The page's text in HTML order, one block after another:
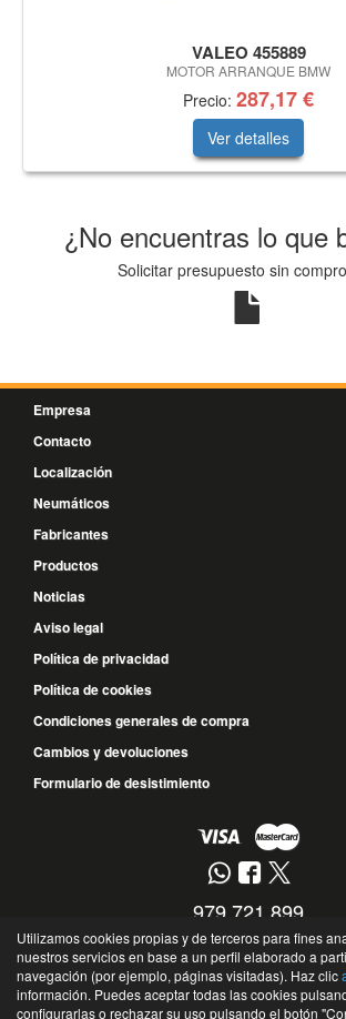
VALEO 455889
MOTOR ARRANQUE BMW
Precio: 287,17 €
Ver detalles
¿No encuentras lo que
Solicitar presupuesto sin
Empresa
Contacto
Localización
Neumáticos
Fabricantes
Productos
Noticias
Aviso legal
Política de privacidad
Política de cookies
Condiciones generales de compra
Cambios y devoluciones
Formulario de desistimiento
979 721 899
677 572 017
Calle Guipúzcoa, 10 - 34004 - Palencia -
©Soto Recambios- 2026 - Tienda online de
Utilizamos cookies propias y de terceros para fines
nuestros servicios en base a un perfil elaborado a
navegación (por ejemplo, páginas visitadas). Haz clic
información. Puedes aceptar todas las cookies
configurarlas o rechazar su uso pulsando el botón